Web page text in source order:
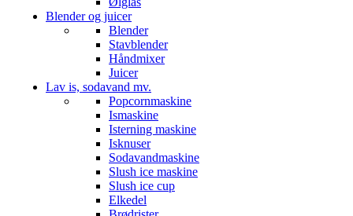
Blender og juicer
Blender
Stavblender
Håndmixer
Juicer
Lav is, sodavand mv.
Popcornmaskine
Ismaskine
Isterning maskine
Isknuser
Sodavandmaskine
Slush ice maskine
Slush ice cup
Elkedel